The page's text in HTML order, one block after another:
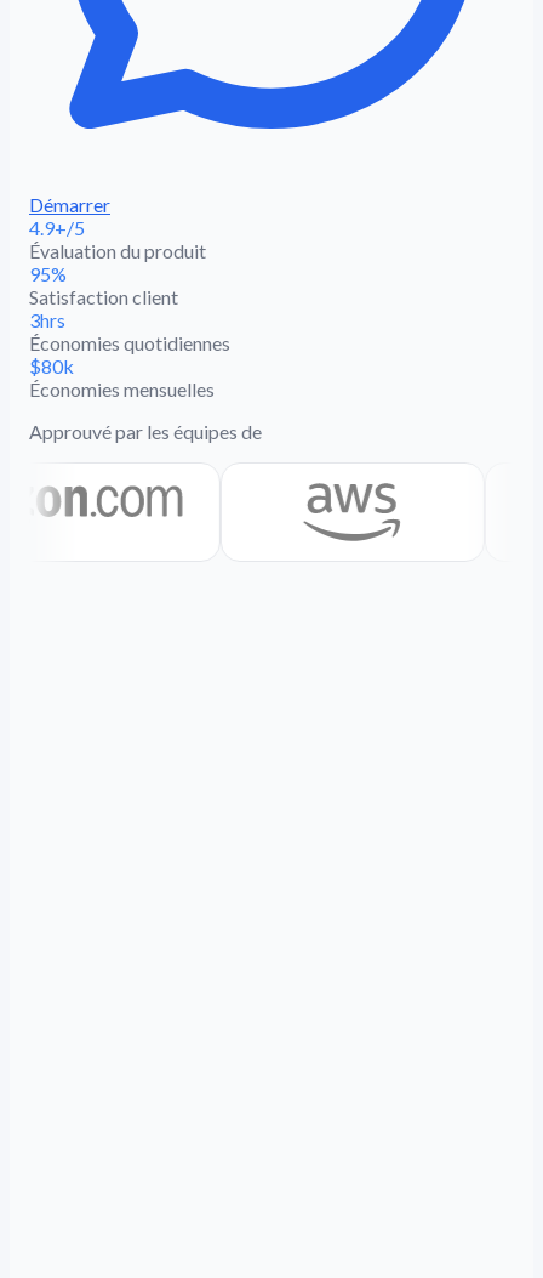
Démarrer
4.9+/5
Évaluation du produit
95%
Satisfaction client
3hrs
Économies quotidiennes
$80k
Économies mensuelles
Approuvé par les équipes de